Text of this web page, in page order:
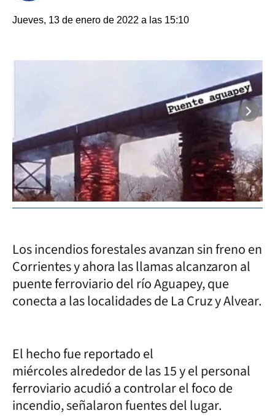
Jueves, 13 de enero de 2022 a las 15:10
Los incendios forestales avanzan sin freno en
Corrientes y ahora las llamas alcanzaron al
puente ferroviario del río Aguapey, que
conecta a las localidades de La Cruz y Alvear.
El hecho fue reportado el
miércoles alrededor de las 15 y el personal
ferroviario acudió a controlar el foco de
incendio, señalaron fuentes del lugar.